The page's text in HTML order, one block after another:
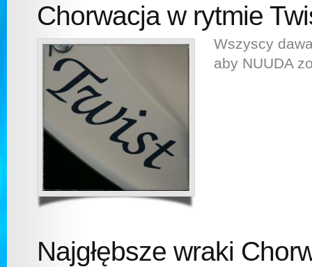
Chorwacja w rytmie
Wszyscy
aby NUUDA
Najgłębsze wraki